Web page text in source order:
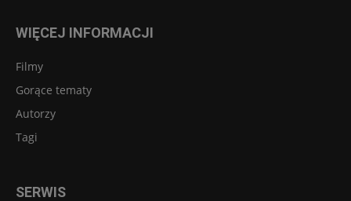
WIĘCEJ INFORMACJI
Filmy
Gorące tematy
Autorzy
Tagi
SERWIS